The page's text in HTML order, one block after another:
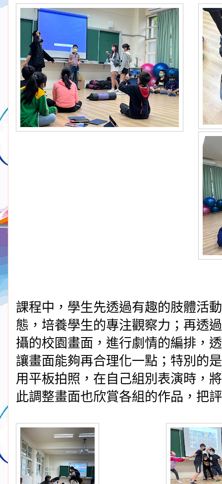
課程中，學生先透過有趣的肢體活
態，培養學生的專注觀察力；再透
攝的校園畫面，進行劇情的編排，
讓畫面能夠再合理化一點；特別的
用平板拍照，在自己組別表演時，
此調整畫面也欣賞各組的作品，把